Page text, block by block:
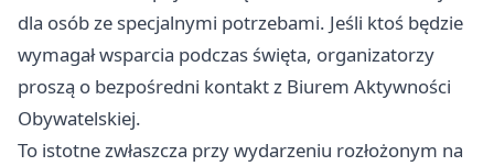
dla osób ze specjalnymi potrzebami. Jeśli ktoś będzie
wymagał wsparcia podczas święta, organizatorzy
proszą o bezpośredni kontakt z Biurem Aktywności
Obywatelskiej.
To istotne zwłaszcza przy wydarzeniu rozłożonym na